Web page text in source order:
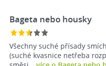
Bageta nebo housky
Všechny suché přísady
(suché kvasnice netřeba